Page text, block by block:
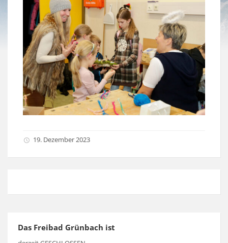
19. Dezember 2023
Das Freibad Grünbach ist